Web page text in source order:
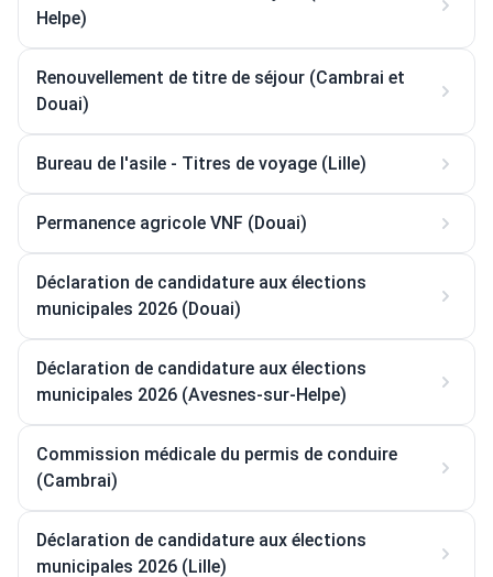
Helpe)
Renouvellement de titre de séjour (Cambrai et
Douai)
Bureau de l'asile - Titres de voyage (Lille)
Permanence agricole VNF (Douai)
Déclaration de candidature aux élections
municipales 2026 (Douai)
Déclaration de candidature aux élections
municipales 2026 (Avesnes-sur-Helpe)
Commission médicale du permis de conduire
(Cambrai)
Déclaration de candidature aux élections
municipales 2026 (Lille)